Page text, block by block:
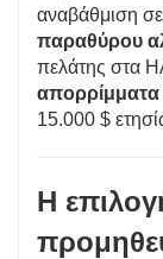
αναβάθμιση
παραθύρου
πελάτης στα
απορρίμματα
15.000 $
Η